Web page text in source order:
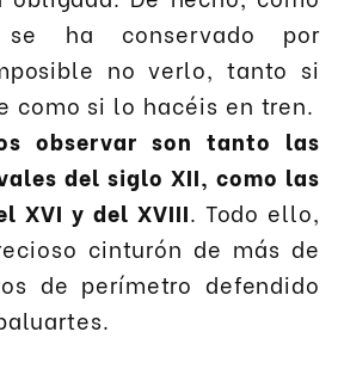
ha conservado por
no verlo, tanto si
como si lo hacéis en tren.
observar son tanto las
del siglo XII, como las
XVI y del XVIII. Todo ello,
cinturón de más de
de perímetro defendido